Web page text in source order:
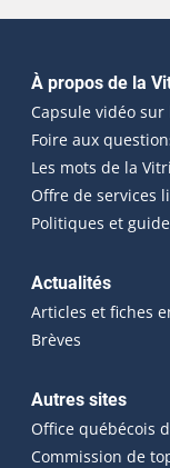
À propos de la
Capsule vidéo
Foire aux
Les mots de la
Offre de services
Politiques et
Actualités
Articles et fiches
Brèves
Autres sites
Office québécois
Commission de